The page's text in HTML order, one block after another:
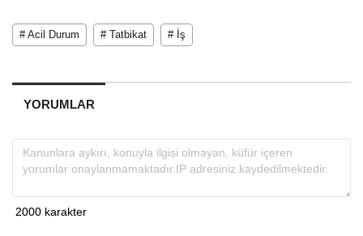
# Acil Durum # Tatbikat # İş
YORUMLAR